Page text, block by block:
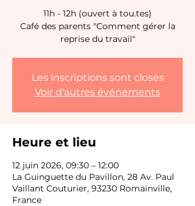
11h - 12h (ouvert à tou.tes)
Café des parents "Comment gérer la
reprise du travail"
Les inscriptions sont closes
Voir d'autres événements
Heure et lieu
12 juin 2026, 09:30 – 12:00
La Guinguette du Pavillon, 28 Av. Paul
Vaillant Couturier, 93230 Romainville,
France